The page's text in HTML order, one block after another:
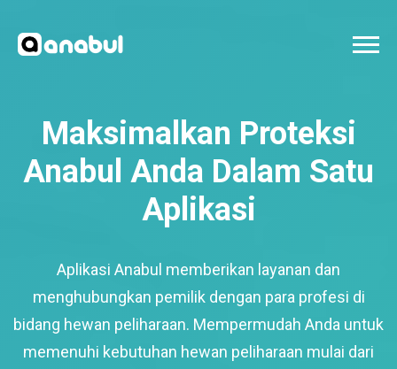
Maksimalkan Proteksi
Anabul Anda Dalam Satu
Aplikasi
Aplikasi Anabul memberikan layanan dan
menghubungkan pemilik dengan para profesi di
bidang hewan peliharaan. Mempermudah Anda untuk
memenuhi kebutuhan hewan peliharaan mulai dari